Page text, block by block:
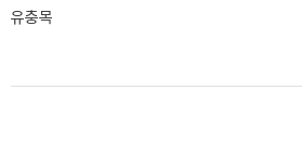
유충목